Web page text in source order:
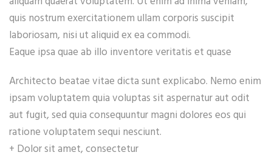
quis nostrum exercitationem ullam corporis suscipit
laboriosam, nisi ut aliquid ex ea commodi.
Eaque ipsa quae ab illo inventore veritatis et quase
Architecto beatae vitae dicta sunt explicabo. Nemo enim
ipsam voluptatem quia voluptas sit aspernatur aut odit
aut fugit, sed quia consequuntur magni dolores eos qui
ratione voluptatem sequi nesciunt.
+ Dolor sit amet, consectetur